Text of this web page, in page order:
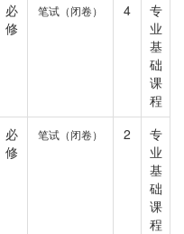
必
修
笔试（闭卷） 4
专
业
基
础
课
程
必
修
笔试（闭卷） 2
专
业
基
础
课
程